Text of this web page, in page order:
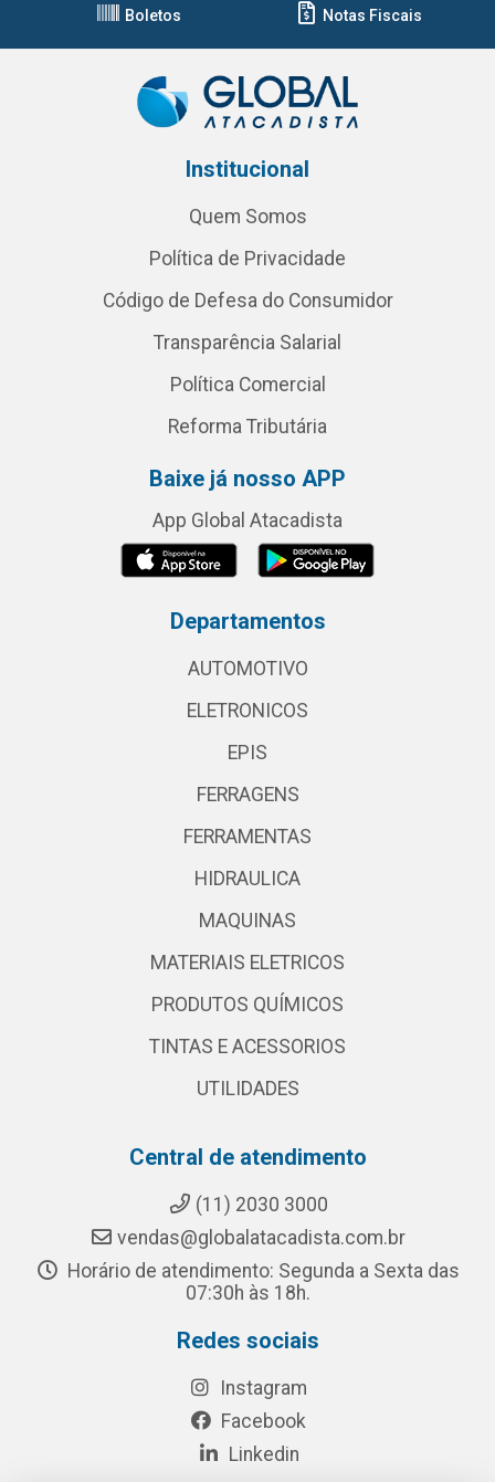
Boletos Notas Fiscais
Institucional
Quem Somos
Política de Privacidade
Código de Defesa do Consumidor
Transparência Salarial
Política Comercial
Reforma Tributária
Baixe já nosso APP
App Global Atacadista
Departamentos
AUTOMOTIVO
ELETRONICOS
EPIS
FERRAGENS
FERRAMENTAS
HIDRAULICA
MAQUINAS
MATERIAIS ELETRICOS
PRODUTOS QUÍMICOS
TINTAS E ACESSORIOS
UTILIDADES
Central de atendimento
(11) 2030 3000
vendas@globalatacadista.com.br
Horário de atendimento: Segunda a Sexta das
07:30h às 18h.
Redes sociais
Instagram
Facebook
Linkedin